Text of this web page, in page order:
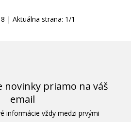
8 | Aktuálna strana: 1/1
novinky priamo na váš
email
informácie vždy medzi prvými